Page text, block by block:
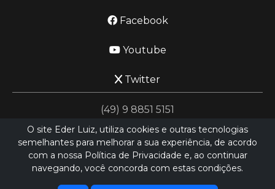
Facebook
Youtube
Twitter
(49) 9 8851 5151
jornalismo@ederluiz.com.vc
O site Eder Luiz, utiliza cookies e outras tecnologias
semelhantes para melhorar a sua experiência, de acordo
com a nossa Política de Privacidade e, ao continuar
navegando, você concorda com estas condições.